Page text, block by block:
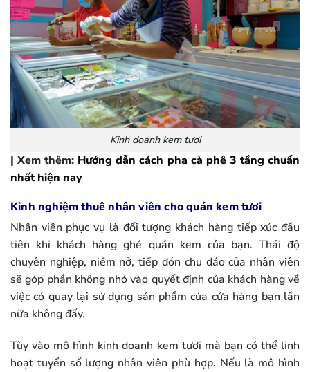
Kinh doanh kem tươi
| Xem thêm: Hướng dẫn cách pha cà phê 3 tầng chuẩn
nhất hiện nay
Kinh nghiệm thuê nhân viên cho quán kem tươi
Nhân viên phục vụ là đối tượng khách hàng tiếp xúc đầu
tiên khi khách hàng ghé quán kem của bạn. Thái độ
chuyên nghiệp, niềm nở, tiếp đón chu đáo của nhân viên
sẽ góp phần không nhỏ vào quyết định của khách hàng về
việc có quay lại sử dụng sản phẩm của cửa hàng bạn lần
nữa không đấy.
Tùy vào mô hình kinh doanh kem tươi mà bạn có thể linh
hoạt tuyển số lượng nhân viên phù hợp. Nếu là mô hình